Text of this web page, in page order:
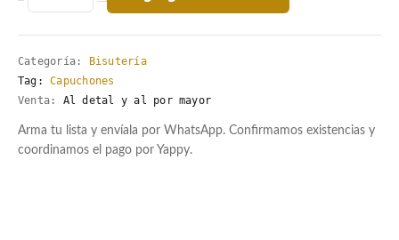
Categoría: Bisutería
Tag:Capuchones
Venta:
Al detal y al por mayor
Arma tu lista y envíala por WhatsApp. Confirmamos existencias y
coordinamos el pago por Yappy.